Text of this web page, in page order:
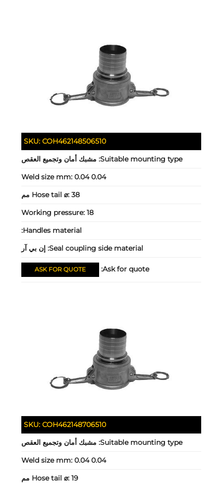
SKU: COH462148506510
Suitable mounting type: مشبك أمان وتجميع العقص
Weld size mm: 0.04 0.04
Hose tail ⌀: 38 مم
Working pressure: 18
Handles material:
Seal coupling side material: إن بي آر
Ask for quote:
ASK FOR QUOTE
SKU: COH462148706510
Suitable mounting type: مشبك أمان وتجميع العقص
Weld size mm: 0.04 0.04
Hose tail ⌀: 19 مم